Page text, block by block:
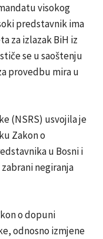
visokog
predstavnik ima
za izlazak BiH iz
se u saoštenju
provedbu mira u
(NSRS) usvojila je
Zakon o
u Bosni i
negiranja
o dopuni
odnosno izmjene